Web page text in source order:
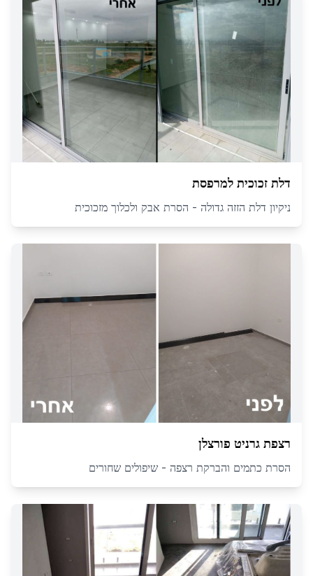
דלת זכוכית למרפסת
ניקיון דלת הזזה גדולה - הסרת אבק ולכלוך מזכוכית
רצפת גרניט פורצלן
הסרת כתמים והברקת רצפה - שיפולים שחורים